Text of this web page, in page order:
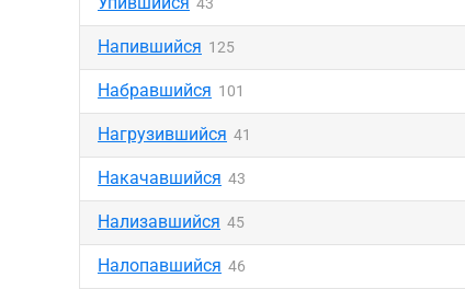
Напившийся 125
Набравшийся 101
Нагрузившийся 41
Накачавшийся 43
Нализавшийся 45
Налопавшийся 46